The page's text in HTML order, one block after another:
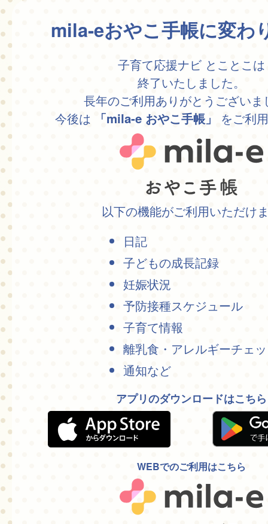
mila-eおやこ手帳に変わ
子育て応援ナビ とことこは
終了いたしました。
長年のご利用ありがとうございま
今後は
「mila-e おやこ手帳」 をご利
以下の機能がご利用いただけ
日記
子どもの成長記録
妊娠状況
予防接種スケジュール
子育て情報
離乳食・アレルギーチェ
通知など
アプリのダウンロードはこちら
WEBでのご利用はこちら